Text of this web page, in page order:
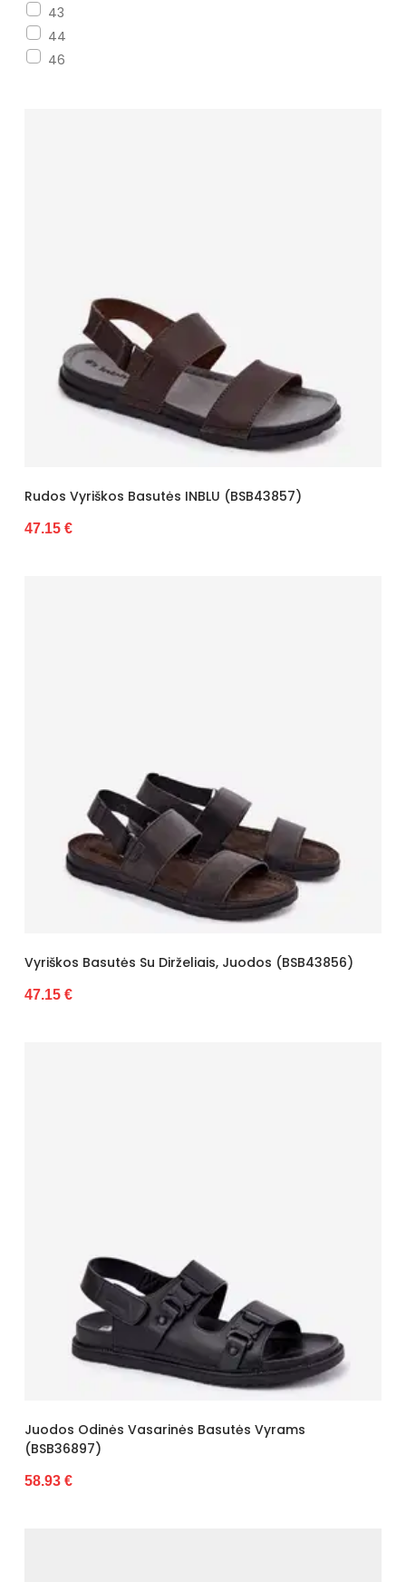
43
44
46
Rudos Vyriškos Basutės INBLU (BSB43857)
47.15 €
Vyriškos Basutės Su Dirželiais, Juodos (BSB43856)
47.15 €
Juodos Odinės Vasarinės Basutės Vyrams
(BSB36897)
58.93 €